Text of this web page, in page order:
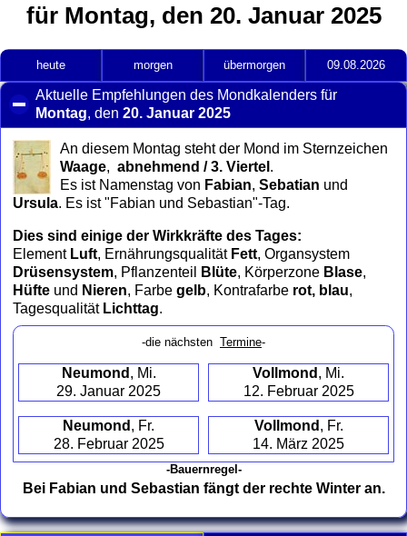
für Montag, den 20. Januar 2025
heute morgen übermorgen 09.08.2026
Aktuelle Empfehlungen des Mondkalenders für
Montag, den20. Januar 2025
to
collapse
contents
An diesem Montag steht der Mond im Sternzeichen
Waage, abnehmend / 3. Viertel .
Es ist Namenstag von Fabian, Sebatian und
Ursula. Es ist "Fabian und Sebastian"-Tag.
Dies sind einige der Wirkkräfte des Tages:
Element Luft, Ernährungsqualität Fett, Organsystem
Drüsensystem, Pflanzenteil Blüte, Körperzone Blase,
Hüfte und Nieren, Farbe gelb, Kontrafarbe rot, blau,
Tagesqualität Lichttag.
-die nächsten Termine-
Neumond , Mi.
29. Januar 2025
Vollmond , Mi.
12. Februar 2025
Neumond , Fr.
28. Februar 2025
Vollmond , Fr.
14. März 2025
-Bauernregel-
Bei Fabian und Sebastian fängt der rechte Winter an.